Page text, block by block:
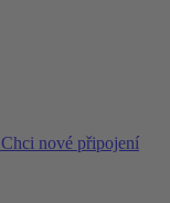
Chci nové připojení